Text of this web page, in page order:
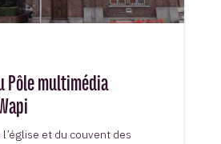
Pôle multimédia
et du couvent des